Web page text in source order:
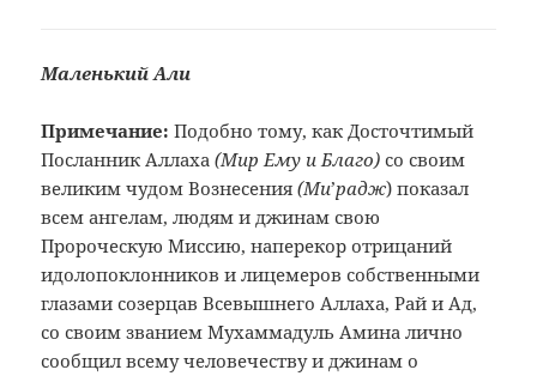
МаленькийАли
Примечание:Подобно тому, как Досточтимый
ПосланникАллаха(Мир Ему иБлаго) со своим
великим чудомВознесения(Ми’радж) показал
всем ангелам, людям и джинам свою
Пророческую Миссию, наперекор отрицаний
идолопоклонников и лицемеров собственными
глазами созерцав Всевышнего Аллаха,Рай и Ад,
со своим званием МухаммадульАмина лично
сообщил всему человечествуи джинам о